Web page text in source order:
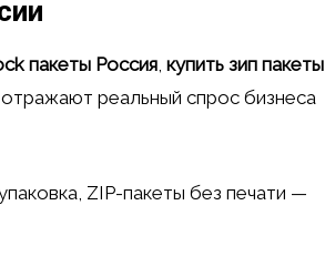
пакеты Россия купить зип пакеты
реальный спрос бизнеса
ZIP-пакеты без печати —